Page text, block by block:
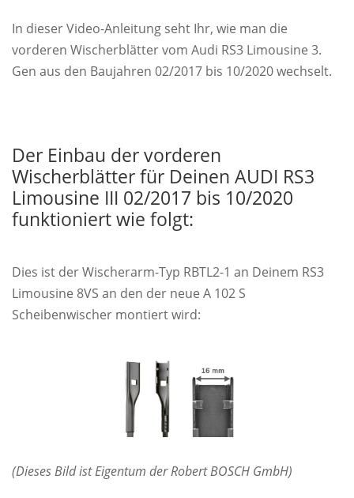
In dieser Video-Anleitung seht Ihr, wie man die
vorderen Wischerblätter vom Audi RS3 Limousine 3.
Gen aus den Baujahren 02/2017 bis 10/2020 wechselt.
Der Einbau der vorderen
Wischerblätter für Deinen AUDI RS3
Limousine III 02/2017 bis 10/2020
funktioniert wie folgt:
Dies ist der Wischerarm-Typ RBTL2-1 an Deinem RS3
Limousine 8VS an den der neue A 102 S
Scheibenwischer montiert wird:
(Dieses Bild ist Eigentum der Robert BOSCH GmbH)